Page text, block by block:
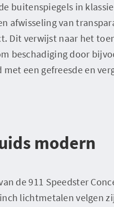
buitenspiegels in
afwisseling van
Dit verwijst naar het
beschadiging door
een gefreesde en
modern
de 911 Speedster
lichtmetalen velgen